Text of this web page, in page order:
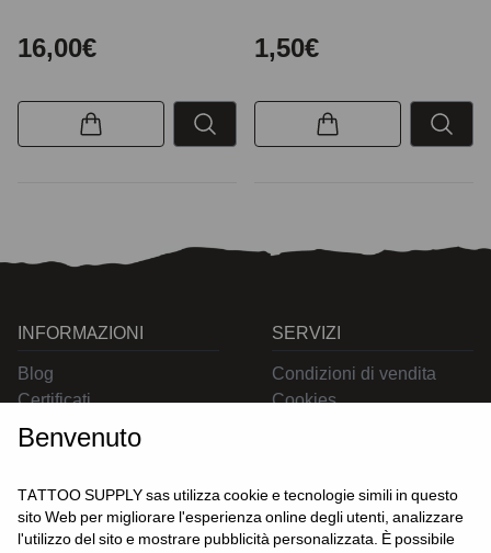
16,00€ 1,50€
INFORMAZIONI
Blog
Certificati
Contatti
SERVIZI
Condizioni di vendita
Cookies
Benvenuto
TATTOO SUPPLY sas utilizza cookie e tecnologie simili in questo
sito Web per migliorare l'esperienza online degli utenti, analizzare
l'utilizzo del sito e mostrare pubblicità personalizzata. È possibile